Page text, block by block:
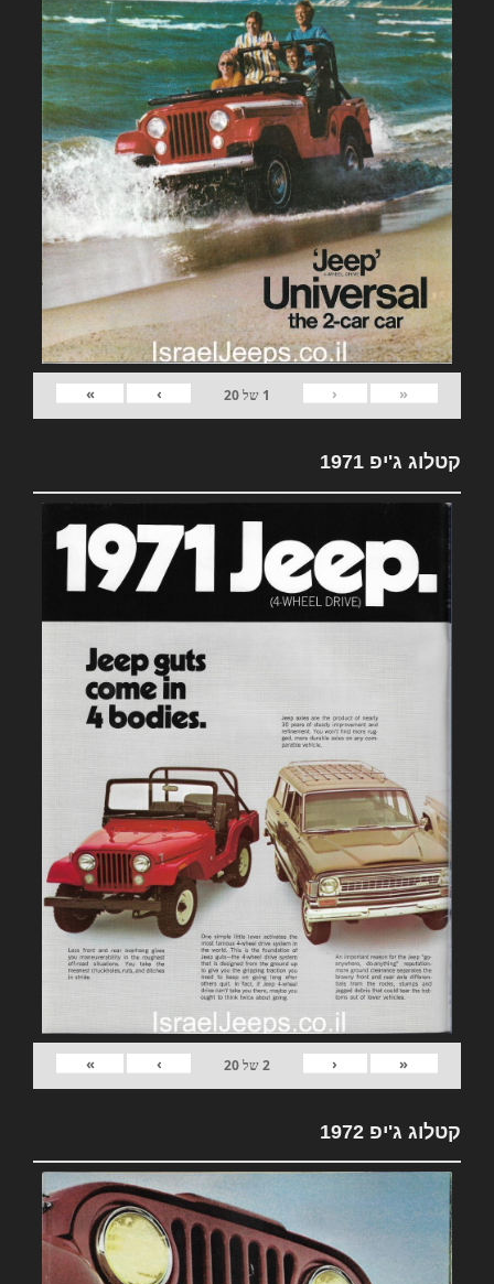
«
‹
1 של20
›
»
קטלוג ג'יפ 1971
«
‹
2של20
›
»
קטלוג ג'יפ 1972